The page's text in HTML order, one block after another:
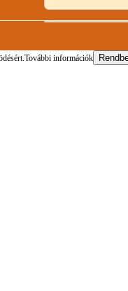
További információk